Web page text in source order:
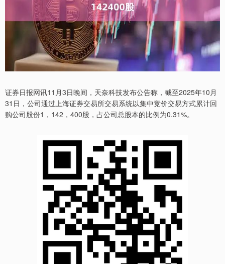
证券日报网讯11月3日晚间，天奈科技发布公告称，截至2025年10月
31日，公司通过上海证券交易所交易系统以集中竞价交易方式累计回
购公司股份1，142，400股，占公司总股本的比例为0.31%。